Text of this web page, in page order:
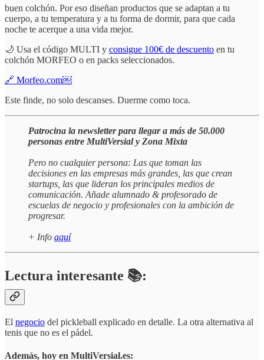
buen colchón. Por eso diseñan productos que se adaptan a tu
cuerpo, a tu temperatura y a tu forma de dormir, para que cada
noche te acerque a una vida mejor.
🌙 Usa el código MULTI y consigue 100€ de descuento en tu
colchón MORFEO o en packs seleccionados.
🔗 Morfeo.com￼
Este finde, no solo descanses. Duerme como toca.
Patrocina la newsletter para llegar a más de 50.000
personas entre MultiVersial y Zona Mixta
Pero no cualquier persona: Las que toman las
decisiones en las empresas más grandes, las que crean
startups, las que lideran los principales medios de
comunicación. Añade alumnado & profesorado de
escuelas de negocio y profesionales con la ambición de
progresar.
+ Info aquí
Lectura interesante 📚:
El negocio del pickleball explicado en detalle. La otra alternativa al
tenis que no es el pádel.
Además, hoy en MultiVersial.es: